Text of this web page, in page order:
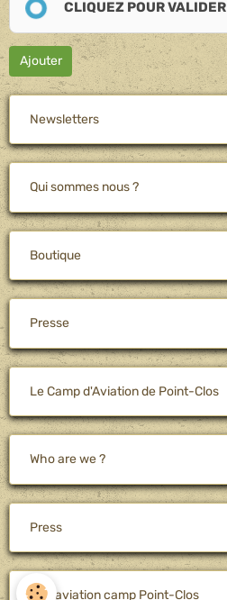
CLIQUEZ POUR VALIDER
Ajouter
Newsletters
Qui sommes nous ?
Boutique
Presse
Le Camp d'Aviation de Point-Clos
Who are we ?
Press
The aviation camp Point-Clos